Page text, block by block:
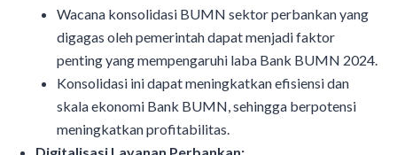
Wacana konsolidasi BUMN sektor perbankan yang
digagas oleh pemerintah dapat menjadi faktor
penting yang mempengaruhi laba Bank BUMN 2024.
Konsolidasi ini dapat meningkatkan efisiensi dan
skala ekonomi Bank BUMN, sehingga berpotensi
meningkatkan profitabilitas.